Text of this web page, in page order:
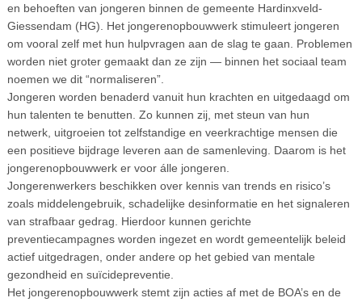
en behoeften van jongeren binnen de gemeente Hardinxveld-
Giessendam (HG). Het jongerenopbouwwerk stimuleert jongeren
om vooral zelf met hun hulpvragen aan de slag te gaan. Problemen
worden niet groter gemaakt dan ze zijn — binnen het sociaal team
noemen we dit “normaliseren”.
Jongeren worden benaderd vanuit hun krachten en uitgedaagd om
hun talenten te benutten. Zo kunnen zij, met steun van hun
netwerk, uitgroeien tot zelfstandige en veerkrachtige mensen die
een positieve bijdrage leveren aan de samenleving. Daarom is het
jongerenopbouwwerk er voor álle jongeren.
Jongerenwerkers beschikken over kennis van trends en risico’s
zoals middelengebruik, schadelijke desinformatie en het signaleren
van strafbaar gedrag. Hierdoor kunnen gerichte
preventiecampagnes worden ingezet en wordt gemeentelijk beleid
actief uitgedragen, onder andere op het gebied van mentale
gezondheid en suïcidepreventie.
Het jongerenopbouwwerk stemt zijn acties af met de BOA’s en de